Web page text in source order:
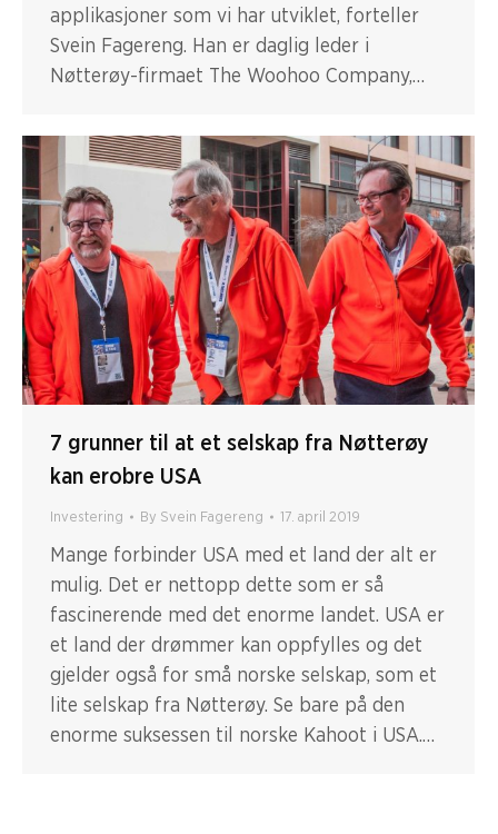
applikasjoner som vi har utviklet, forteller
Svein Fagereng. Han er daglig leder i
Nøtterøy-firmaet The Woohoo Company,…
7 grunner til at et selskap fra Nøtterøy
kan erobre USA
Investering By Svein Fagereng 17. april 2019
Mange forbinder USA med et land der alt er
mulig. Det er nettopp dette som er så
fascinerende med det enorme landet. USA er
et land der drømmer kan oppfylles og det
gjelder også for små norske selskap, som et
lite selskap fra Nøtterøy. Se bare på den
enorme suksessen til norske Kahoot i USA.…